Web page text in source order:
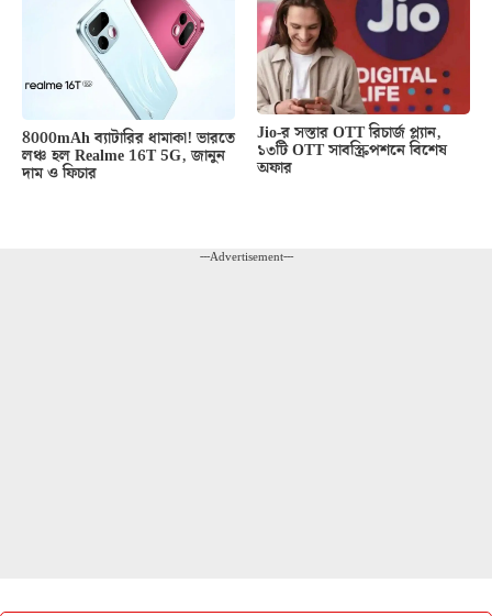
8000mAh ব্যাটারির ধামাকা! ভারতে
লঞ্চ হল Realme 16T 5G, জানুন
দাম ও ফিচার
Jio-র সস্তার OTT রিচার্জ প্ল্যান,
১৩টি OTT সাবস্ক্রিপশনে বিশেষ
অফার
---Advertisement---